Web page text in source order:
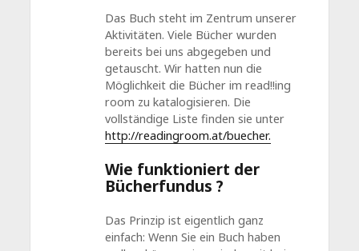
Das Buch steht im Zentrum unserer
Aktivitäten. Viele Bücher wurden
bereits bei uns abgegeben und
getauscht. Wir hatten nun die
Möglichkeit die Bücher im read!!ing
room zu katalogisieren. Die
vollständige Liste finden sie unter
http://readingroom.at/buecher.
Wie funktioniert der
Bücherfundus ?
Das Prinzip ist eigentlich ganz
einfach: Wenn Sie ein Buch haben